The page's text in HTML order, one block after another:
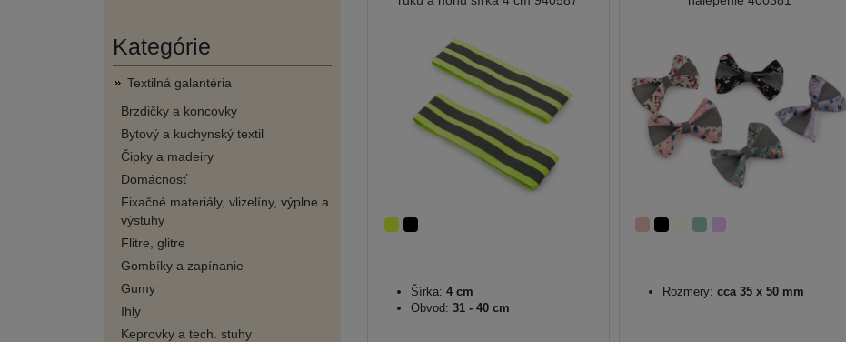
Kategórie
Textilná galantéria
Brzdičky a koncovky
Bytový a kuchynský textil
Čipky a madeiry
Domácnosť
Fixačné materiály, vlizelíny, výplne a
výstuhy
Flitre, glitre
Gombíky a zapínanie
Gumy
Ihly
Keprovky a tech. stuhy
Šírka: 4 cm
Obvod: 31 - 40 cm
Rozmery: cca 35 x 50 mm